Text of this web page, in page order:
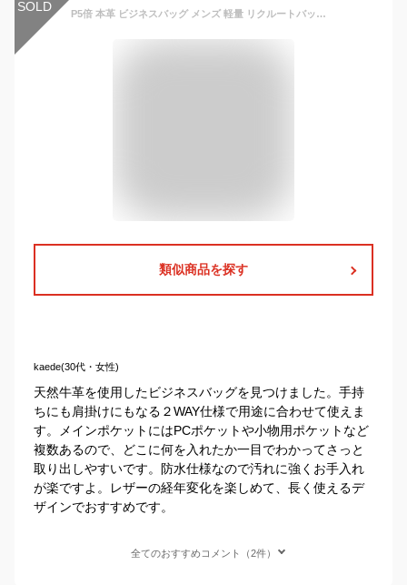
SOLD P5倍 本革 ビジネスバッグ メンズ 軽量 リクルートバッグ ダレスバッグ ビジネストートバッグ コムサイズム トートバッグ A4 バッグ メンズ 手提げバッグ メンズ 就活 営業 通勤 入学 サラリーマン 面接 出張 紳士用 大容量 防水 15.6インチノートパソコン対応 bag-bb104
類似商品を探す
kaede(30代・女性)
天然牛革を使用したビジネスバッグを見つけました。手持
ちにも肩掛けにもなる２WAY仕様で用途に合わせて使えま
す。メインポケットにはPCポケットや小物用ポケットなど
複数あるので、どこに何を入れたか一目でわかってさっと
取り出しやすいです。防水仕様なので汚れに強くお手入れ
が楽ですよ。レザーの経年変化を楽しめて、長く使えるデ
ザインでおすすめです。
全てのおすすめコメント（2件）